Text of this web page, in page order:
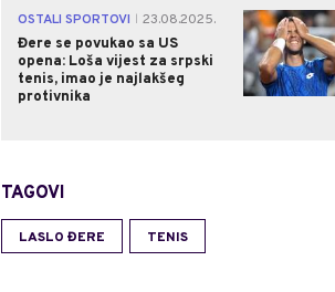
OSTALI SPORTOVI
23.08.2025.
Đere se povukao sa US
opena: Loša vijest za srpski
tenis, imao je najlakšeg
protivnika
TAGOVI
LASLO ĐERE TENIS